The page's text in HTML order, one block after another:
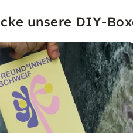
unsere DIY-